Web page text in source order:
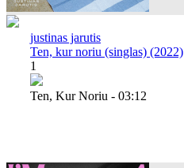
justinas jarutis
Ten, kur noriu (singlas) (2022)
1
Ten, Kur Noriu - 03:12